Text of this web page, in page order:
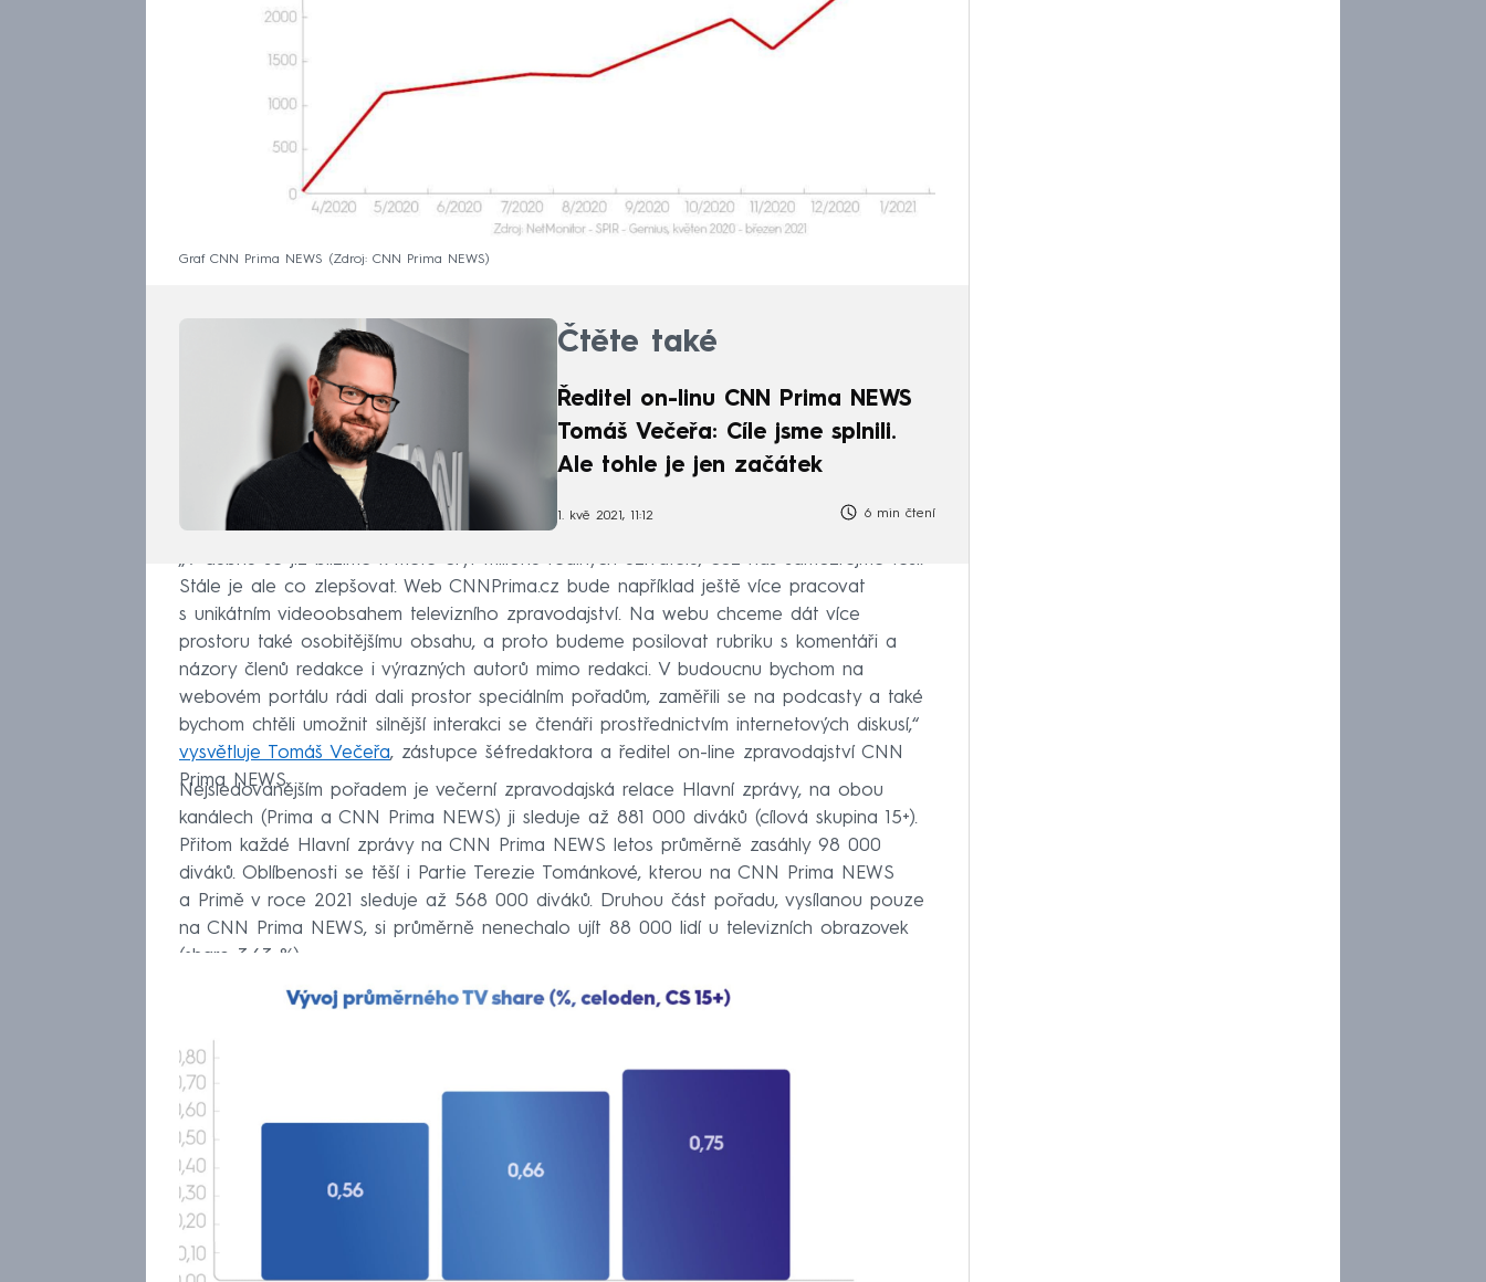
Graf CNN Prima NEWS Zdroj: CNN Prima NEWS
Čtěte také
Ředitel on-linu CNN Prima NEWS
Tomáš Večeřa: Cíle jsme splnili.
Ale tohle je jen začátek
1. kvě 2021, 11:12 6 min čtení
„V dubnu se již blížíme k metě čtyř milionů reálných uživatelů, což nás samozřejmě těší.
Stále je ale co zlepšovat. Web CNNPrima.cz bude například ještě více pracovat
s unikátním videoobsahem televizního zpravodajství. Na webu chceme dát více
prostoru také osobitějšímu obsahu, a proto budeme posilovat rubriku s komentáři a
názory členů redakce i výrazných autorů mimo redakci. V budoucnu bychom na
webovém portálu rádi dali prostor speciálním pořadům, zaměřili se na podcasty a také
bychom chtěli umožnit silnější interakci se čtenáři prostřednictvím internetových diskusí,“
vysvětluje Tomáš Večeřa, zástupce šéfredaktora a ředitel on-line zpravodajství CNN
Prima NEWS.
Nejsledovanějším pořadem je večerní zpravodajská relace Hlavní zprávy, na obou
kanálech (Prima a CNN Prima NEWS) ji sleduje až 881 000 diváků (cílová skupina 15+).
Přitom každé Hlavní zprávy na CNN Prima NEWS letos průměrně zasáhly 98 000
diváků. Oblíbenosti se těší i Partie Terezie Tománkové, kterou na CNN Prima NEWS
a Primě v roce 2021 sleduje až 568 000 diváků. Druhou část pořadu, vysílanou pouze
na CNN Prima NEWS, si průměrně nenechalo ujít 88 000 lidí u televizních obrazovek
(share 3,63 %).